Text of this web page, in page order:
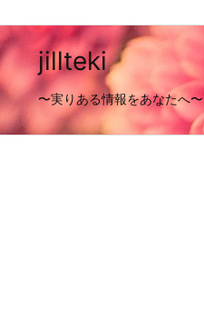
jillteki
〜実りある情報をあなたへ〜